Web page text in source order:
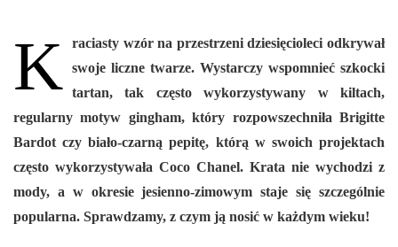
K raciasty wzór na przestrzeni dziesięcioleci odkrywał
swoje liczne twarze. Wystarczy wspomnieć szkocki
tartan, tak często wykorzystywany w kiltach,
regularny motyw gingham, który rozpowszechniła Brigitte
Bardot czy biało-czarną pepitę, którą w swoich projektach
często wykorzystywała Coco Chanel. Krata nie wychodzi z
mody, a w okresie jesienno-zimowym staje się szczególnie
popularna. Sprawdzamy, z czym ją nosić w każdym wieku!